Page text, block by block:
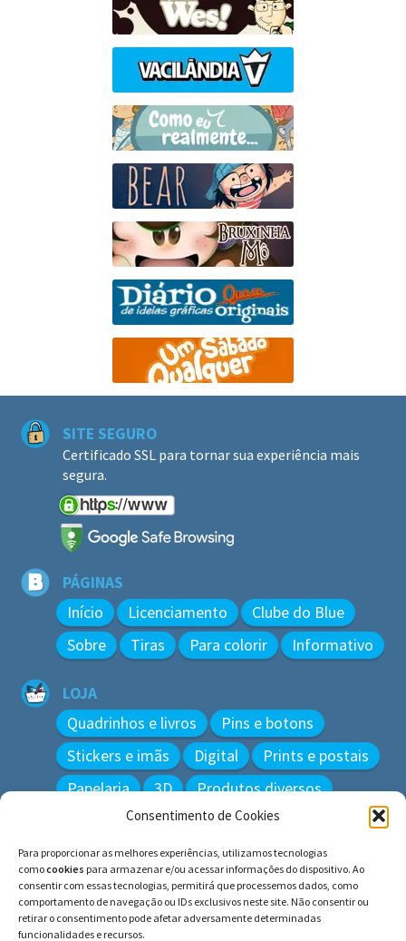
Consentimento de Cookies
Para proporcionar as melhores experiências, utilizamos tecnologias
comocookies para armazenar e/ou acessar informações do dispositivo. Ao
consentir com essas tecnologias, permitirá que processemos dados, como
comportamento de navegação ou IDs exclusivos neste site. Não consentir ou
retirar o consentimento pode afetar adversamente determinadas
funcionalidades e recursos.
SITE SEGURO
Certificado SSL para tornar sua experiência mais
segura.
PÁGINAS
Início Licenciamento
Clube do Blue
Sobre
Tiras Para colorir Informativo
LOJA
Quadrinhos e livros
Pins e botons
Stickers e imãs
Digital
Prints e postais
Papelaria
3D Produtos diversos
Pesquisar
por: